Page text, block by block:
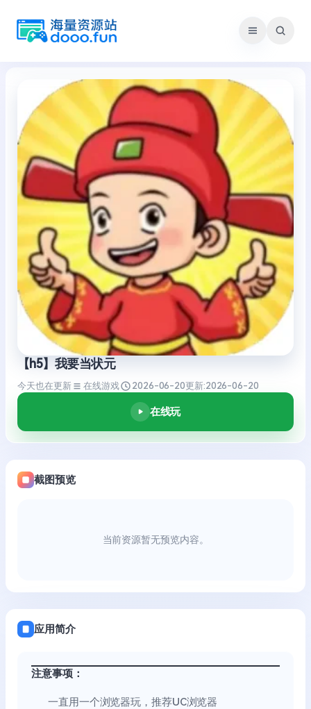
【h5】我要当状元
今天也在更新 在线游戏 2026-06-20更新:2026-06-20
在线玩
截图预览
当前资源暂无预览内容。
应用简介
注意事项：
一直用一个浏览器玩，推荐UC浏览器